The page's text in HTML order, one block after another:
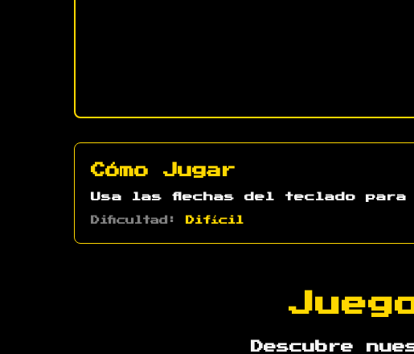
Cómo Jugar
Usa las flechas del teclado
Dificultad: Difícil
Descubre